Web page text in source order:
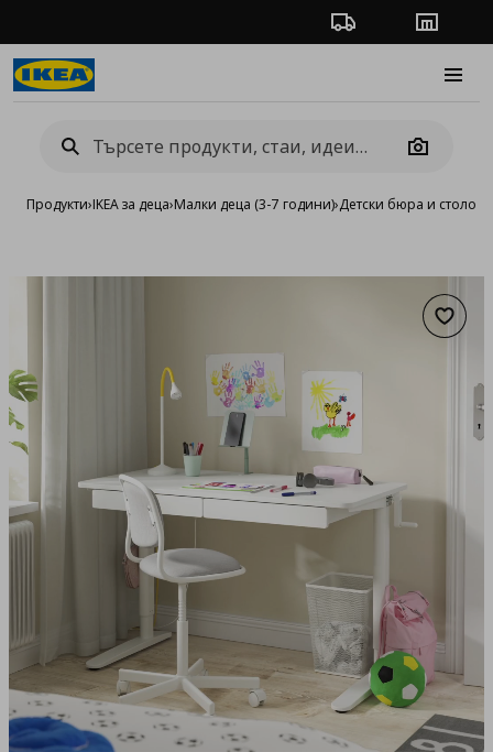
Проследяване на
Camera
Продукти›IKEA за деца›Малки деца (3-7 години)›Детски бюра и столове